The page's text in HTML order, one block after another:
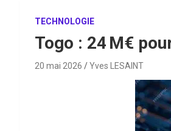
TECHNOLOGIE
Togo : 24 M€
20 mai 2026 Yves LESAINT